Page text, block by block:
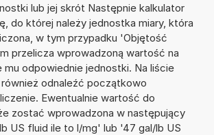
lub jej skrót Następnie kalkulator
do której należy jednostka miary, która
w tym przypadku 'Objętość
przelicza wprowadzoną wartość na
mu odpowiednie jednostki. Na liście
odnaleźć początkowo
Ewentualnie wartość do
zostać wprowadzona w następujący
US fluid ile to l/mg' lub '47 gal/lb US